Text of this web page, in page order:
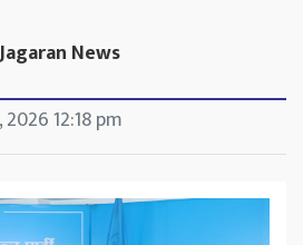
Jagaran News
12:18 pm